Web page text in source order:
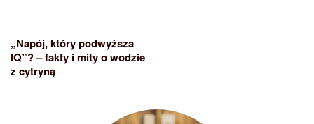
„Napój, który podwyższa
IQ”? – fakty i mity o wodzie
z cytryną